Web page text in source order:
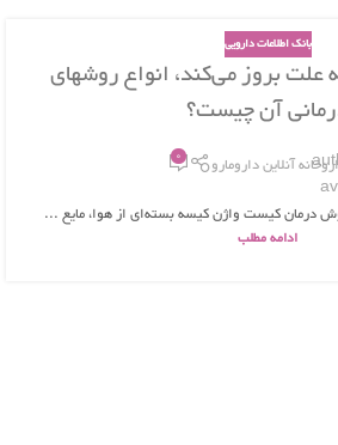
بانک اطلاعات دارویی
بروز می‌کند، انواع روشهای
آن چیست؟
آنلاین دارومارو 0
درمان کیست واژن کیسه بسته‌ای از هوا، مایع ...
ادامه مطلب